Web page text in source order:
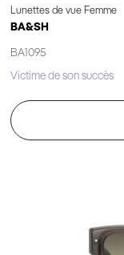
Lunettes de vue Femme
BA&SH
BA1095
Victime de son succès